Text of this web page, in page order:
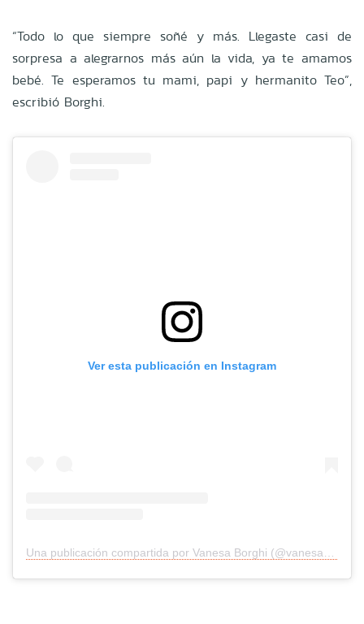
“Todo lo que siempre soñé y más. Llegaste casi de
sorpresa a alegrarnos más aún la vida, ya te amamos
bebé. Te esperamos tu mami, papi y hermanito Teo”,
escribió Borghi.
Ver esta publicación en Instagram